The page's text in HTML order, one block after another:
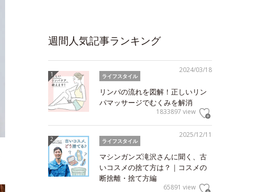
週間人気記事ランキング
2024/03/18
ライフスタイル
リンパの流れを図解！正しいリン
パマッサージでむくみを解消
1833897 view
2025/12/11
ライフスタイル
マシンガンズ滝沢さんに聞く、古
いコスメの捨て方は？｜コスメの
断捨離・捨て方編
65891 view